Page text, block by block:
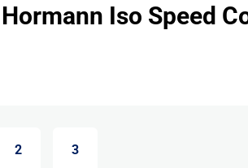
Iso Speed
2 3